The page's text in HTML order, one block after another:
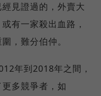
見證過的，外賣大
有一家殺出血路，
，難分伯仲。
年到2018年之間，
多競爭者，如